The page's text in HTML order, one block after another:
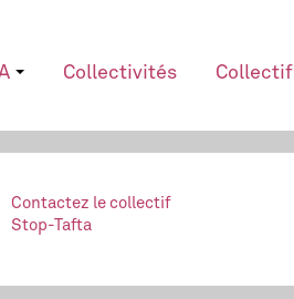
Collectivités Collectif
Contactez le collectif
Stop-Tafta